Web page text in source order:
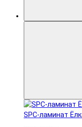
SPC-ламинат